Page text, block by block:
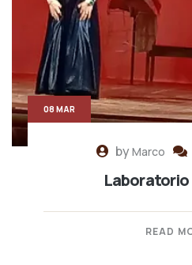
byMarco
READ
08 MAR